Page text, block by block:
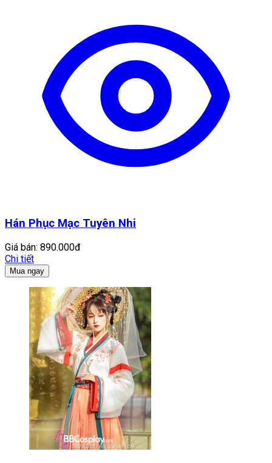
Hán Phục Mạc Tuyên Nhi
Giá bán: 890.000đ
Chi tiết
Mua ngay